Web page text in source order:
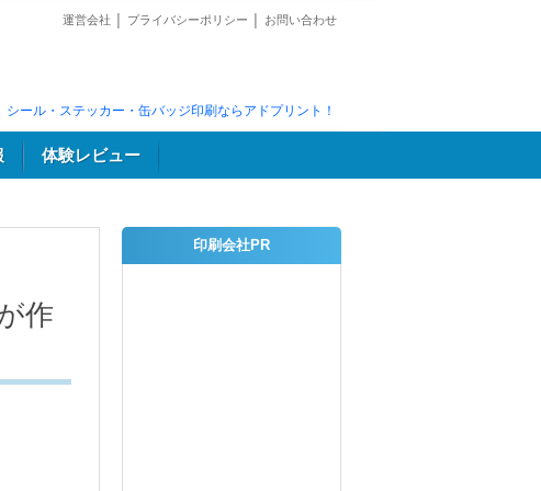
運営会社 プライバシーポリシー お問い合わせ
シール・ステッカー・缶バッジ印刷ならアドプリント！
体験レビュー
作
印刷会社PR